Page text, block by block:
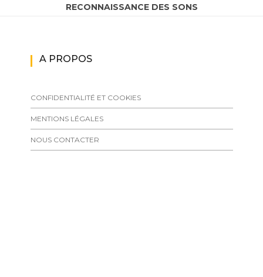
RECONNAISSANCE DES SONS
A PROPOS
CONFIDENTIALITÉ ET COOKIES
MENTIONS LÉGALES
NOUS CONTACTER